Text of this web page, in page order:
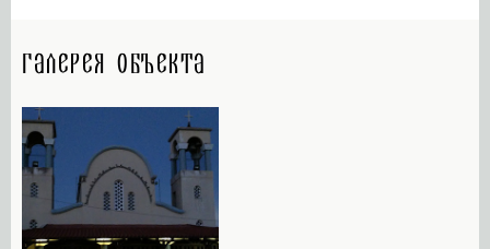
Галерея объекта